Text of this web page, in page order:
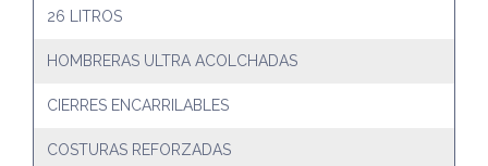
26 LITROS
HOMBRERAS ULTRA ACOLCHADAS
CIERRES ENCARRILABLES
COSTURAS REFORZADAS